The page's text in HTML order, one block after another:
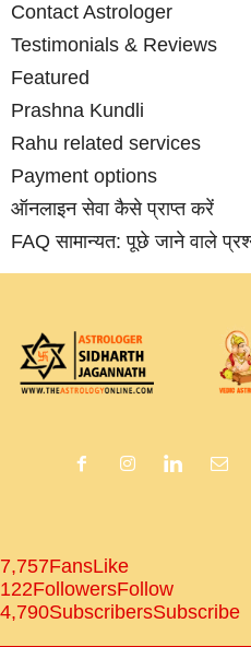
Contact Astrologer
Testimonials & Reviews
Featured
Prashna Kundli
Rahu related services
Payment options
ऑनलाइन सेवा कैसे प्राप्‍त करें
FAQ सामान्‍यत: पूछे जाने वाले
7,757FansLike
122FollowersFollow
4,790SubscribersSubscribe